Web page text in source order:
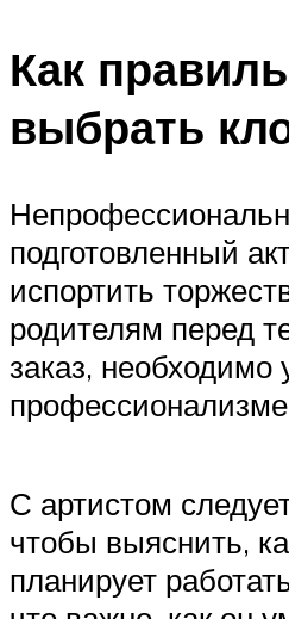
Как
выбрать
подготовленный
испортить
родителям перед
заказ, необходимо
С артистом
чтобы выяснить,
планирует